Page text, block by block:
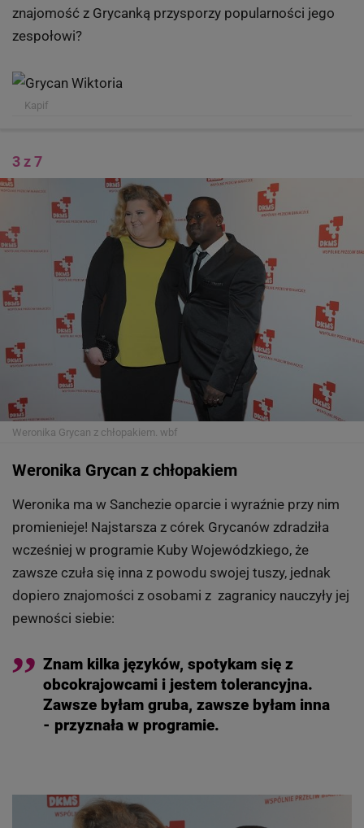
znajomość z Grycanką przysporzy popularności jego
zespołowi?
Kapif
3 z 7
Weronika Grycan z chłopakiem. wbf
Weronika Grycan z chłopakiem
Weronika ma w Sanchezie oparcie i wyraźnie przy nim
promienieje! Najstarsza z córek Grycanów zdradziła
wcześniej w programie Kuby Wojewódzkiego, że
zawsze czuła się inna z powodu swojej tuszy, jednak
dopiero znajomości z osobami z zagranicy nauczyły jej
pewności siebie:
Znam kilka języków, spotykam się z
obcokrajowcami i jestem tolerancyjna.
Zawsze byłam gruba, zawsze byłam inna
- przyznała w programie.